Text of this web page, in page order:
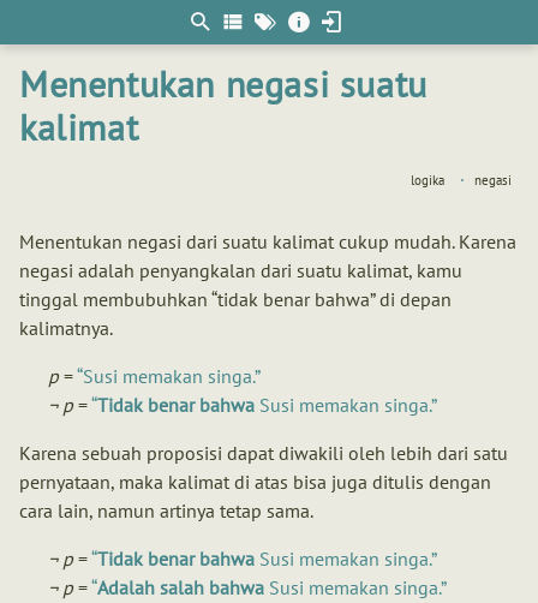
Menentukan negasi suatu
kalimat
logika negasi
Menentukan negasi dari suatu kalimat cukup mudah. Karena
negasi adalah penyangkalan dari suatu kalimat, kamu
tinggal membubuhkan “tidak benar bahwa” di depan
kalimatnya.
p= Susi memakan singa.
¬ p= Tidak benar bahwa Susi memakan singa.
Karena sebuah proposisi dapat diwakili oleh lebih dari satu
pernyataan, maka kalimat di atas bisa juga ditulis dengan
cara lain, namun artinya tetap sama.
¬ p= Tidak benar bahwa Susi memakan singa.
¬ p= Adalah salah bahwa Susi memakan singa.
matematis